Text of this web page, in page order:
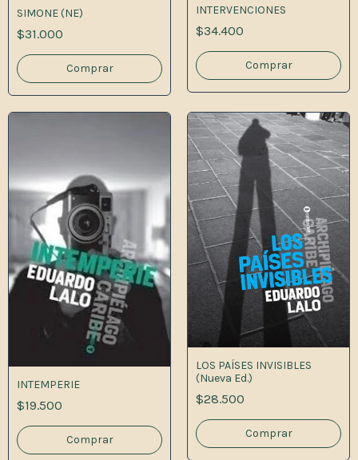
SIMONE (NE)
$31.000
INTERVENCIONES
$34.400
INTEMPERIE
$19.500
LOS PAÍSES INVISIBLES
(Nueva Ed.)
$28.500